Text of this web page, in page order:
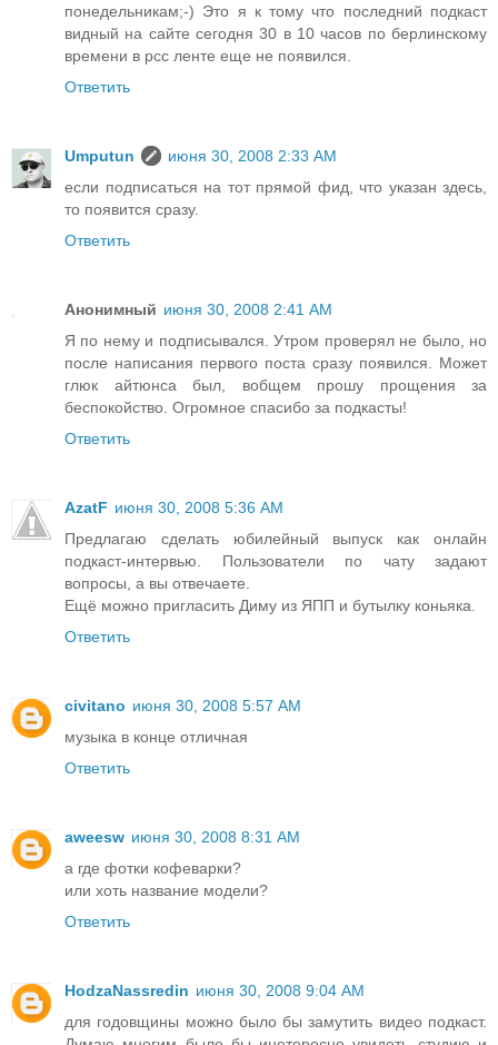
понедельникам;-) Это я к тому что последний подкаст
видный на сайте сегодня 30 в 10 часов по берлинскому
времени в рсс ленте еще не появился.
Ответить
Umputun
июня 30, 2008 2:33 AM
если подписаться на тот прямой фид, что указан здесь,
то появится сразу.
Ответить
Анонимный июня 30, 2008 2:41 AM
Я по нему и подписывался. Утром проверял не было, но
после написания первого поста сразу появился. Может
глюк айтюнса был, вобщем прошу прощения за
беспокойство. Огромное спасибо за подкасты!
Ответить
AzatF июня 30, 2008 5:36 AM
Предлагаю сделать юбилейный выпуск как онлайн
подкаст-интервью. Пользователи по чату задают
вопросы, а вы отвечаете.
Ещё можно пригласить Диму из ЯПП и бутылку коньяка.
Ответить
civitano июня 30, 2008 5:57 AM
музыка в конце отличная
Ответить
aweesw июня 30, 2008 8:31 AM
а где фотки кофеварки?
или хоть название модели?
Ответить
HodzaNassredin июня 30, 2008 9:04 AM
для годовщины можно было бы замутить видео подкаст.